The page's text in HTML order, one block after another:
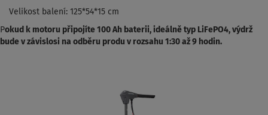
Velikost balení: 125*54*15 cm
Pokud k motoru připojíte 100 Ah baterii, ideálně typ LiFePO4, výdrž
bude v závislosi na odběru produ v rozsahu 1:30 až 9 hodin.